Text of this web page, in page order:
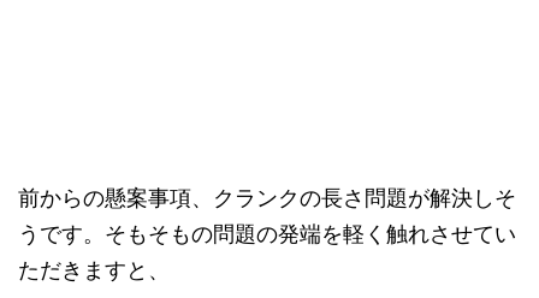
前からの懸案事項、クランクの長さ問題が解決しそ
うです。そもそもの問題の発端を軽く触れさせてい
ただきますと、